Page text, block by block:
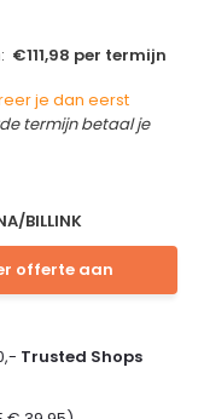
€111,98 per termijn
je dan eerst
termijn betaal je
BILLINK
offerte aan
Trusted Shops